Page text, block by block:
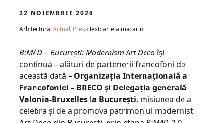
22 NOIEMBRIE 2020
Arhitectură:Actual, PresaText: aniela.macarin
B:MAD – București: Modernism Art Decoîşi
continuă – alături de partenerii francofoni de
această dată – Organizaţia Internaţională a
Francofoniei – BRECO şi Delegaţia generală
Valonia-Bruxelles la Bucureşti, misiunea de a
celebra și de a promova patrimoniul modernist